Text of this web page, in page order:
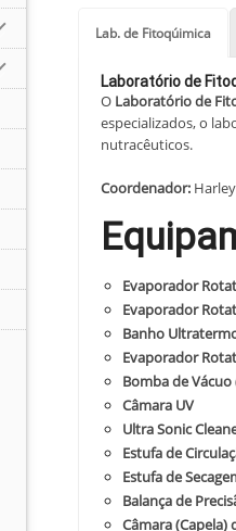
Lab. de Fitoqúimica
Laboratório de
O Laboratório de
especializados, o
nutracêuticos.
Coordenador:
Evaporador
Evaporador
Banho
Evaporador
Bomba de Vácuo
Câmara UV
Ultra Sonic
Estufa de
Estufa de
Balança de
Câmara (Capela)